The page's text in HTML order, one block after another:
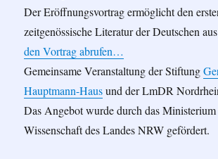
Der Eröffnungsvortrag ermöglicht den
zeitgenössische Literatur der Deutschen
den Vortrag abrufen…
Gemeinsame Veranstaltung der Stiftung
Hauptmann-Hausund der LmDR
Das Angebot wurde durch das
Wissenschaft des Landes NRW gefördert.